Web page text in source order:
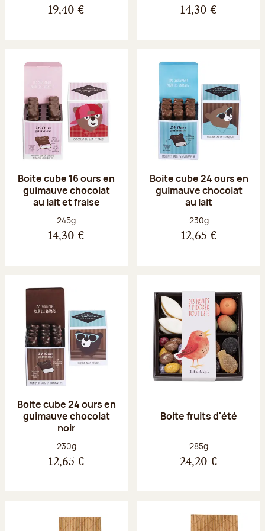
19,40 € 14,30 €
Boite cube 16 ours en
guimauve chocolat
au lait et fraise
Poids net :
245g
14,30 €
Boite cube 24 ours en
guimauve chocolat
au lait
Poids net :
230g
12,65 €
Boite cube 24 ours en
guimauve chocolat
noir
Poids net :
230g
12,65 €
Boite fruits d'été
Poids net :
285g
24,20 €